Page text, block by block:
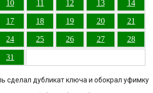
10 11 12 13 14
17 18 19 20 21
24 25 26 27 28
31
сделал дубликат ключа и обокрал уфимку